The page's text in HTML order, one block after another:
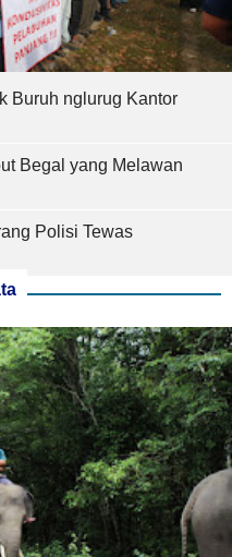
Buruh nglurug Kantor
Begal yang Melawan
Polisi Tewas